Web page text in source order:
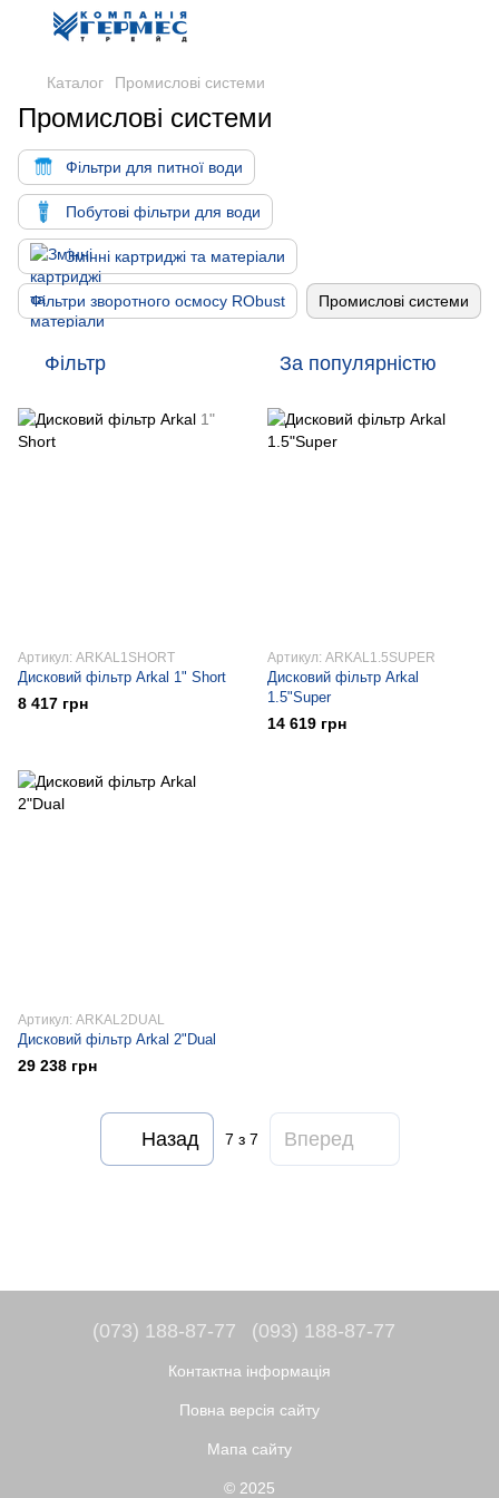
Каталог Промислові системи
Промислові системи
Фільтри для питної води
Побутові фільтри для води
Змінні картриджі та матеріали
Фільтри зворотного осмосу RObust Промислові системи
Фільтр За популярністю
Артикул: ARKAL1SHORT
Дисковий фільтр Arkal 1" Short
8 417 грн
Артикул: ARKAL1.5SUPER
Дисковий фільтр Arkal
1.5"Super
14 619 грн
Артикул: ARKAL2DUAL
Дисковий фільтр Arkal 2"Dual
29 238 грн
Назад 7 з 7 Вперед
(073) 188-87-77 (093) 188-87-77
Контактна інформація
Повна версія сайту
Мапа сайту
© 2025